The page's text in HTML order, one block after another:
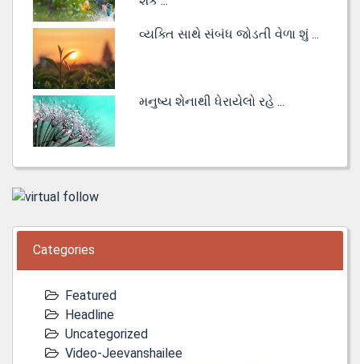
વ્યક્તિ સાથે સંબંધ જોડતી વેળા શું ...
મનુષ્ય શેનાથી ધેરાયેલો રહે ...
Categories
Featured
Headline
Uncategorized
Video-Jeevanshailee